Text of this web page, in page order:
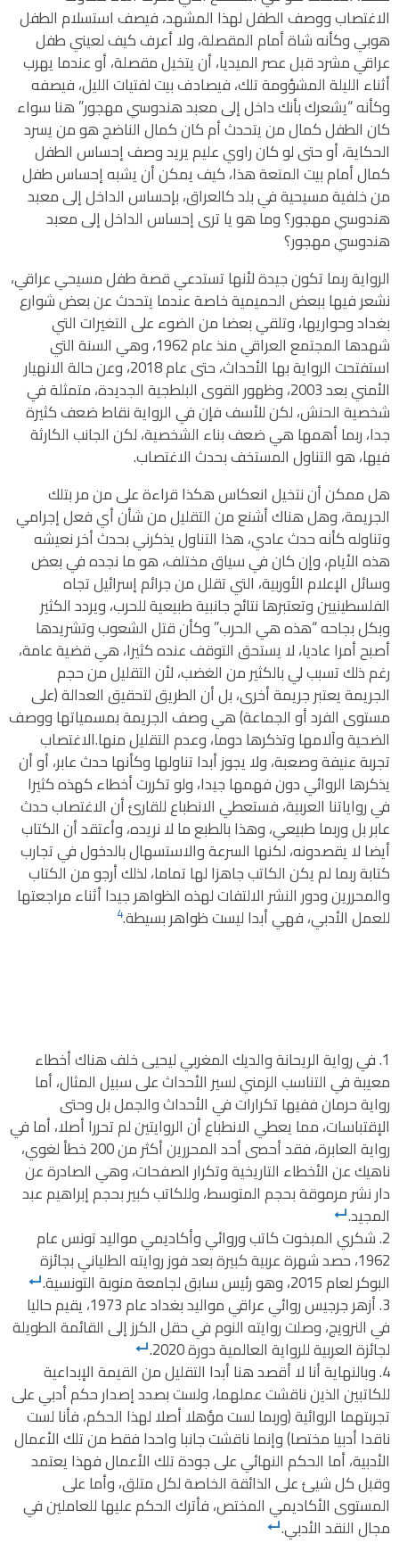
الاغتصاب ووصف الطفل لهذا المشهد، فيصف استسلام الطفل
هوبي وكأنه شاة أمام المقصلة، ولا أعرف كيف لعيني طفل
عراقي مشرد قبل عصر الميديا، أن يتخيل مقصلة، أو عندما يهرب
أثناء الليلة المشؤومة تلك، فيصادف بيت لفتيات الليل، فيصفه
وكأنه “يشعرك بأنك داخل إلى معبد هندوسي مهجور” هنا سواء
كان الطفل كمال من يتحدث أم كان كمال الناضج هو من يسرد
الحكاية، أو حتى لو كان راوي عليم يريد وصف إحساس الطفل
كمال أمام بيت المتعة هذا، كيف يمكن أن يشبه إحساس طفل
من خلفية مسيحية في بلد كالعراق، بإحساس الداخل إلى معبد
هندوسي مهجور؟ وما هو يا ترى إحساس الداخل إلى معبد
هندوسي مهجور؟
الرواية ربما تكون جيدة لأنها تستدعي قصة طفل مسيحي عراقي،
نشعر فيها ببعض الحميمية خاصة عندما يتحدث عن بعض شوارع
بغداد وحواريها، وتلقي بعضا من الضوء على التغيرات التي
شهدها المجتمع العراقي منذ عام 1962، وهي السنة التي
استفتحت الرواية بها الأحداث، حتى عام 2018، وعن حالة الانهيار
الأمني بعد 2003، وظهور القوى البلطجية الجديدة، متمثلة في
شخصية الحنش، لكن للأسف فإن في الرواية نقاط ضعف كثيرة
جدا، ربما أهمها هي ضعف بناء الشخصية، لكن الجانب الكارثة
فيها، هو التناول المستخف بحدث الاغتصاب.
هل ممكن أن نتخيل انعكاس هكذا قراءة على من مر بتلك
الجريمة، وهل هناك أشنع من التقليل من شأن أي فعل إجرامي
وتناوله كأنه حدث عادي، هذا التناول يذكرني بحدث أخر نعيشه
هذه الأيام، وإن كان في سياق مختلف، هو ما نجده في بعض
وسائل الإعلام الأوربية، التي تقلل من جرائم إسرائيل تجاه
الفلسطينيين وتعتبرها نتائج جانبية طبيعية للحرب، ويردد الكثير
وبكل بجاحه “هذه هي الحرب” وكأن قتل الشعوب وتشريدها
أصبح أمرا عاديا، لا يستحق التوقف عنده كثيرا، هي قضية عامة،
رغم ذلك تسبب لي بالكثير من الغضب، لأن التقليل من حجم
الجريمة يعتبر جريمة أخرى، بل أن الطريق لتحقيق العدالة (على
مستوى الفرد أو الجماعة) هي وصف الجريمة بمسمياتها ووصف
الضحية وآلامها وتذكرها دوما، وعدم التقليل منها.الاغتصاب
تجربة عنيفة وصعبة، ولا يجوز أبدا تناولها وكأنها حدث عابر، أو أن
يذكرها الروائي دون فهمها جيدا، ولو تكررت أخطاء كهذه كثيرا
في رواياتنا العربية، فستعطي الانطباع للقارئ أن الاغتصاب حدث
عابر بل وربما طبيعي، وهذا بالطبع ما لا نريده، وأعتقد أن الكتاب
أيضا لا يقصدونه، لكنها السرعة والاستسهال بالدخول في تجارب
كتابة ربما لم يكن الكاتب جاهزا لها تماما، لذلك أرجو من الكتاب
والمحررين ودور النشر الالتفات لهذه الظواهر جيدا أثناء مراجعتها
للعمل الأدبي، فهي أبدا ليست ظواهر بسيطة.4
في رواية الريحانة والديك المغربي ليحيى خلف هناك أخطاء
معيبة في التناسب الزمني لسير الأحداث على سبيل المثال، أما
رواية حرمان ففيها تكرارات في الأحداث والجمل بل وحتى
الإقتباسات، مما يعطي الانطباع أن الروايتين لم تحررا أصلا، أما في
رواية العابرة، فقد أحصى أحد المحررين أكثر من 200 خطأ لغوي،
ناهيك عن الأخطاء التاريخية وتكرار الصفحات، وهي الصادرة عن
دار نشر مرموقة بحجم المتوسط، وللكاتب كبير بحجم إبراهيم عبد
المجيد.
شكري المبخوت كاتب وروائي وأكاديمي مواليد تونس عام
1962، حصد شهرة عربية كبيرة بعد فوز روايته الطلياني بجائزة
البوكر لعام 2015، وهو رئيس سابق لجامعة منوبة التونسية.
أزهر جرجيس روائي عراقي مواليد بغداد عام 1973، يقيم حاليا
في النرويج، وصلت روايته النوم في حقل الكرز إلى القائمة الطويلة
لجائزة العربية للرواية العالمية دورة 2020.
وبالنهاية أنا لا أقصد هنا أبدا التقليل من القيمة الإبداعية
للكاتبين الذين ناقشت عملهما، ولست بصدد إصدار حكم أدبي على
تجربتهما الروائية (وربما لست مؤهلا أصلا لهذا الحكم، فأنا لست
ناقدا أدبيا مختصا) وإنما ناقشت جانبا واحدا فقط من تلك الأعمال
الأدبية، أما الحكم النهائي على جودة تلك الأعمال فهذا يعتمد
وقبل كل شيئ على الذائقة الخاصة لكل متلق، وأما على
المستوى الأكاديمي المختص، فأترك الحكم عليها للعاملين في
مجال النقد الأدبي.